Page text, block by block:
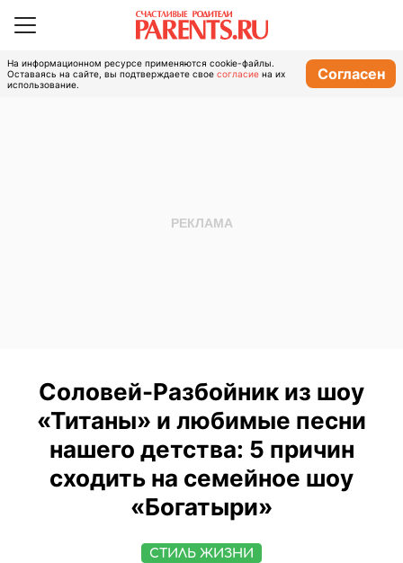
На информационном ресурсе применяются cookie-файлы.
Оставаясь на сайте, вы подтверждаете свое согласие на их
использование.
Согласен
Соловей-Разбойник из шоу
«Титаны» и любимые песни
нашего детства: 5 причин
сходить на семейное шоу
«Богатыри»
СТИЛЬ ЖИЗНИ